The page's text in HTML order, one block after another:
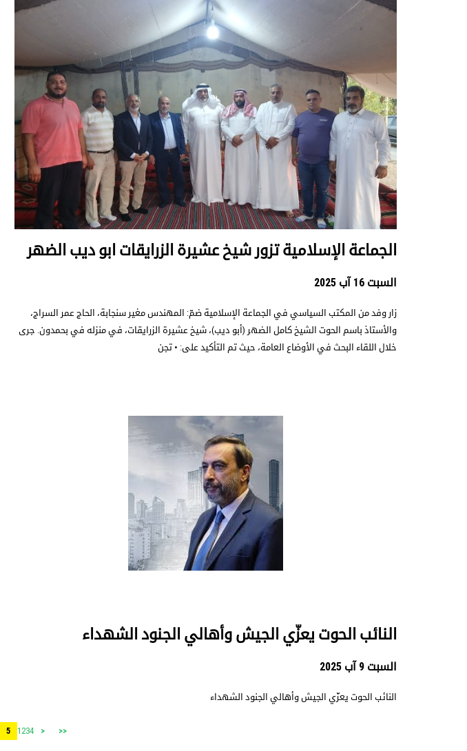
الجماعة الإسلامية تزور شيخ عشيرة الزرايقات ابو ديب الضهر
السبت 16 آب 2025
زار وفد من المكتب السياسي في الجماعة الإسلامية ضمّ: المهندس مغير سنجابة، الحاج عمر السراج،
والأستاذ باسم الحوت الشيخ كامل الضهر (أبو ديب)، شيخ عشيرة الزرايقات، في منزله في بحمدون. جرى
خلال اللقاء البحث في الأوضاع العامة، حيث تم التأكيد على: • تجن
النائب الحوت يعزّي الجيش وأهالي الجنود الشهداء
السبت 9 آب 2025
النائب الحوت يعزّي الجيش وأهالي الجنود الشهداء
<<
<
1234
5